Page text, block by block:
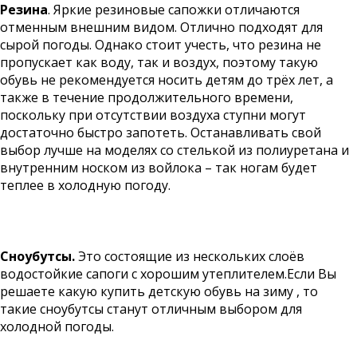
Резина. Яркие резиновые сапожки отличаются
отменным внешним видом. Отлично подходят для
сырой погоды. Однако стоит учесть, что резина не
пропускает как воду, так и воздух, поэтому такую
обувь не рекомендуется носить детям до трёх лет, а
также в течение продолжительного времени,
поскольку при отсутствии воздуха ступни могут
достаточно быстро запотеть. Останавливать свой
выбор лучше на моделях со стелькой из полиуретана и
внутренним носком из войлока – так ногам будет
теплее в холодную погоду.
Сноубутсы.Это состоящие из нескольких слоёв
водостойкие сапоги с хорошим утеплителем.Если Вы
решаете какую купить детскую обувь на зиму , то
такие сноубутсы станут отличным выбором для
холодной погоды.